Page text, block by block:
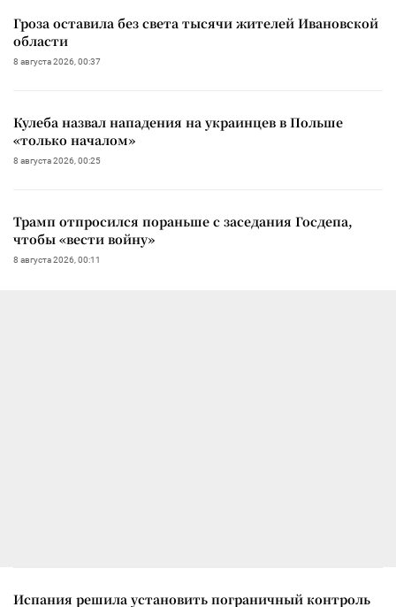
Гроза оставила без света тысячи жителей Ивановской
области
8 августа 2026, 00:37
Кулеба назвал нападения на украинцев в Польше
«только началом»
8 августа 2026, 00:25
Трамп отпросился пораньше с заседания Госдепа,
чтобы «вести войну»
8 августа 2026, 00:11
Испания решила установить пограничный контроль